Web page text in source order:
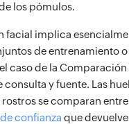
los pómulos.
facial implica
de entrenamiento
caso de la Comparación
consulta y fuente. Las
se comparan
confianza que